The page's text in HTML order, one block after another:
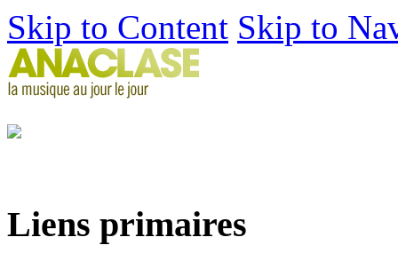
Skip to Content Skip to
Liens primaires